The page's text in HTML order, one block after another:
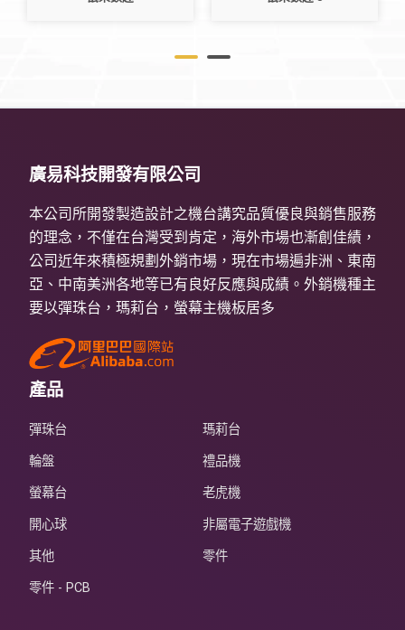
廣易科技開發有限公司
本公司所開發製造設計之機台講究品質優良與銷售服務
的理念，不僅在台灣受到肯定，海外市場也漸創佳績，
公司近年來積極規劃外銷市場，現在市場遍非洲、東南
亞、中南美洲各地等已有良好反應與成績。外銷機種主
要以彈珠台，瑪莉台，螢幕主機板居多
產品
彈珠台
瑪莉台
輪盤
禮品機
螢幕台
老虎機
開心球
非屬電子遊戲機
其他
零件
零件 - PCB